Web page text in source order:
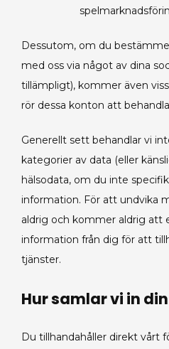
Dessutom, om du
med oss via något av dina
tillämpligt), kommer även
rör dessa konton att
Generellt sett behandlar vi
kategorier av data (eller
hälsodata, om du inte
information. För att undvika
aldrig och kommer aldrig att
information från dig för att
tjänster.
Hur samlar vi in
Du tillhandahåller direkt vårt